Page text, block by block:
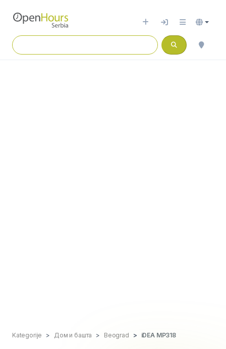
Kategorije Дом и башта Beograd iDEA MP318